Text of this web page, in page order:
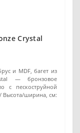
Сrystal
и MDF, багет из
— бронзовое
с пескоструйной
Высота/ширина, см: